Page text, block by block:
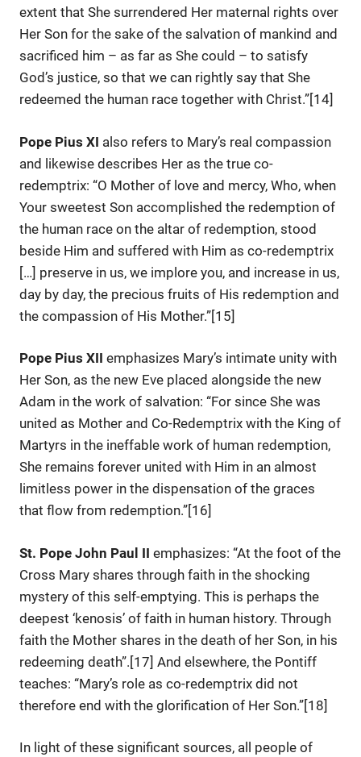
extent that She surrendered Her maternal rights over
Her Son for the sake of the salvation of mankind and
sacrificed him – as far as She could – to satisfy
God’s justice, so that we can rightly say that She
redeemed the human race together with Christ.”[14]
Pope Pius XI also refers to Mary’s real compassion
and likewise describes Her as the true co-
redemptrix: “O Mother of love and mercy, Who, when
Your sweetest Son accomplished the redemption of
the human race on the altar of redemption, stood
beside Him and suffered with Him as co-redemptrix
[…] preserve in us, we implore you, and increase in us,
day by day, the precious fruits of His redemption and
the compassion of His Mother.”[15]
Pope Pius XII emphasizes Mary’s intimate unity with
Her Son, as the new Eve placed alongside the new
Adam in the work of salvation: “For since She was
united as Mother and Co-Redemptrix with the King of
Martyrs in the ineffable work of human redemption,
She remains forever united with Him in an almost
limitless power in the dispensation of the graces
that flow from redemption.”[16]
St. Pope John Paul II emphasizes: “At the foot of the
Cross Mary shares through faith in the shocking
mystery of this self-emptying. This is perhaps the
deepest ‘kenosis’ of faith in human history. Through
faith the Mother shares in the death of her Son, in his
redeeming death”.[17] And elsewhere, the Pontiff
teaches: “Mary’s role as co-redemptrix did not
therefore end with the glorification of Her Son.”[18]
In light of these significant sources, all people of